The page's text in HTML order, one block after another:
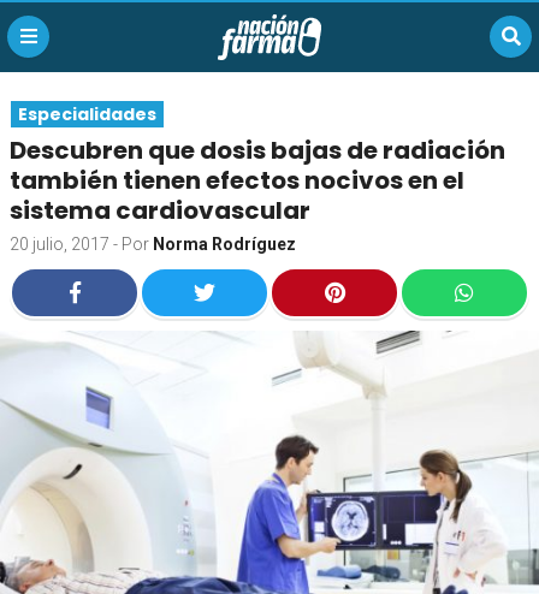
Especialidades
Descubren que dosis bajas de radiación
también tienen efectos nocivos en el
sistema cardiovascular
20 julio, 2017 - Por Norma Rodríguez